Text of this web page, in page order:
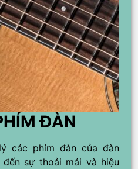
ĐÀN
các phím đàn của đàn
sự thoải mái và hiệu